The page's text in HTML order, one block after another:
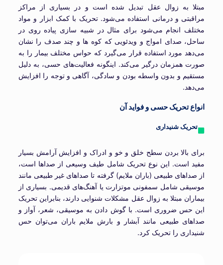
مبتلا به زوال عقل تبدیل شده است و در بسیاری از مراکز
مراقبتی و درمانی استفاده می‌شود. تحریک با کمک ابزار و مواد
مختلف انجام می‌شود برای مثال در شبیه سازی پیاده روی در
ساحل، صدای امواج و ویدئویی که کوه ها و چند صدف را نشان
می‌دهد مورد استفاده قرار می‌گیرد که حواس مختلف بیمار را به
صورت همزمان درگیر می‌کند. اینگونه فعالیت‌های حسی، به دلیل
مستقیم و بدون واسطه بودن و سادگی، آگاهی و توجه را افزایش
می‌دهد.
انواع تحریک حسی و فواید آن
تحریک شنیداری
برای بالا بردن سطح خلق و خو و ادراک و افزایش آرامش بسیار
مفید است. این نوع تحریک شامل طیف وسیعی از صداها است،
از صداهای طبیعی (باران ملایم) گرفته تا صداهای غیر طبیعی مانند
موسیقی شامل سمفونی موتزارت یا آهنگ‌های قدیمی. بسیاری از
بیماران مبتلا به زوال عقل مشکلات شنوایی دارند، بنابراین تحریک
این حس ضروری است. با گوش دادن به موسیقی، شعر، آواز و
صداهای طبیعی مانند آبشار و بارش ملایم باران می‌توان حس
شنیداری را تحریک‌ کرد.